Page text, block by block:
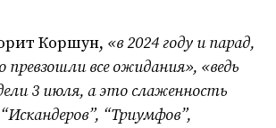
Коршун, «в 2024 году и парад,
все ожидания», «ведь
3 июля, а это слаженность
“Триумфов”,